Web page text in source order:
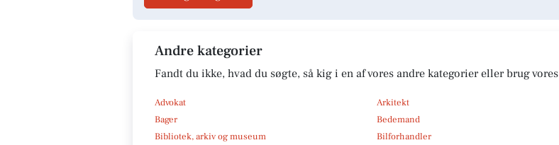
Andre kategorier
Fandt du ikke, hvad du søgte, så kig i en af vores andre kategorier eller brug vores
Advokat Arkitekt
Bager
Bedemand
Bibliotek, arkiv og museum
Bilforhandler